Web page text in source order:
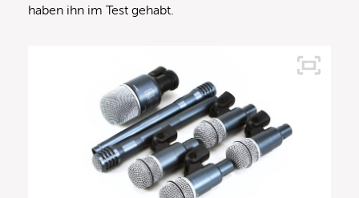
haben ihn im Test gehabt.